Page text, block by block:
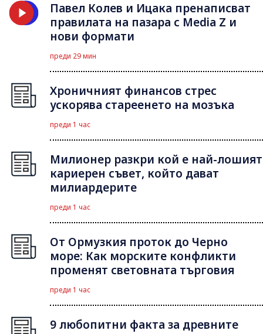
Павел Колев и Ицака пренаписват
правилата на пазара с Media Z и
нови формати
преди 29 мин
Хроничният финансов стрес
ускорява стареенето на мозъка
преди 1 час
Милионер разкри кой е най-лошият
кариерен съвет, който дават
милиардерите
преди 1 час
От Ормузкия проток до Черно
море: Как морските конфликти
променят световната търговия
преди 1 час
9 любопитни факта за древните